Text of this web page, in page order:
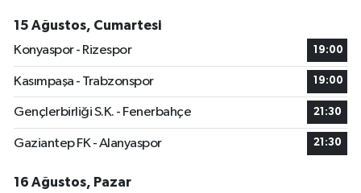
15 Ağustos, Cumartesi
Konyaspor - Rizespor
19:00
Kasımpaşa - Trabzonspor 19:00
Gençlerbirliği S.K. - Fenerbahçe 21:30
Gaziantep FK - Alanyaspor 21:30
16 Ağustos, Pazar